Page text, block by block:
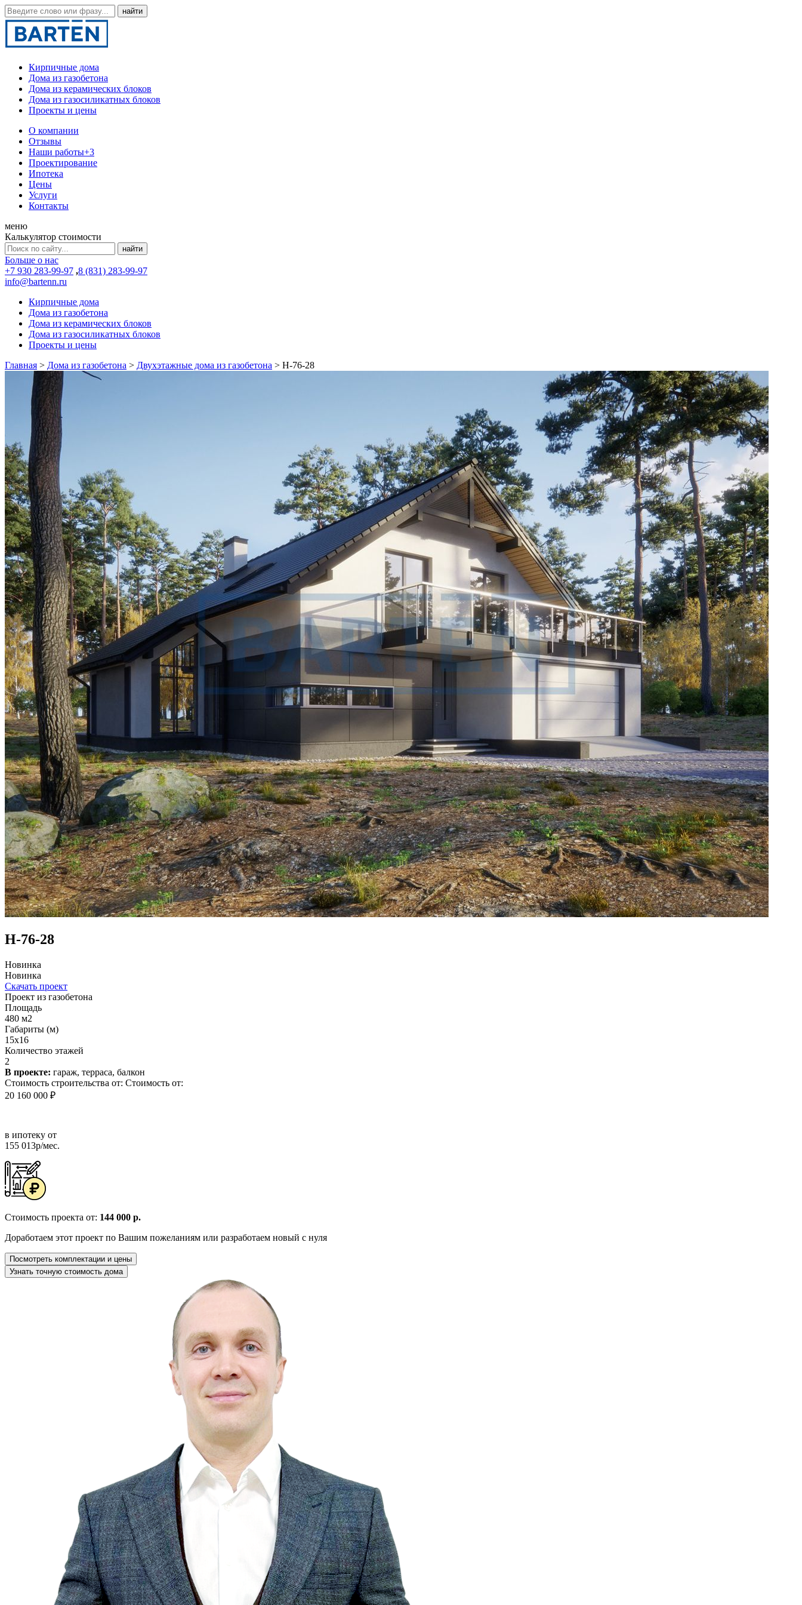
Кирпичные дома
Дома из газобетона
Дома из керамических блоков
Дома из газосиликатных блоков
Проекты и цены
О компании
Отзывы
Наши работы+3
Проектирование
Ипотека
Цены
Услуги
Контакты
меню
Калькулятор стоимости
Больше о нас
+7 930 283-99-97 ,8 (831) 283-99-97
info@bartenn.ru
Кирпичные дома
Дома из газобетона
Дома из керамических блоков
Дома из газосиликатных блоков
Проекты и цены
Главная > Дома из газобетона > Двухэтажные дома из газобетона > Н-76-28
Н-76-28
Новинка
Новинка
Скачать проект
Проект из газобетона
Площадь
480 м2
Габариты (м)
15x16
Количество этажей
2
В проекте: гараж, терраса, балкон
Стоимость строительства от: Стоимость от:
20 160 000 ₽
в ипотеку от
155 013р/мес.
Стоимость проекта от: 144 000 р.
Доработаем этот проект по Вашим пожеланиям или разработаем новый с нуля
Посмотреть комплектации и цены
Узнать точную стоимость дома